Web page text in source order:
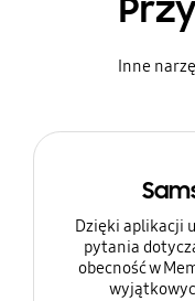
Inne
Dzięki aplikacji
pytania
obecność w